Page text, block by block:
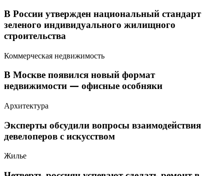
В России утвержден национальный стандарт
зеленого индивидуального жилищного
строительства
Коммерческая недвижимость
В Москве появился новый формат
недвижимости — офисные особняки
Архитектура
Эксперты обсудили вопросы взаимодействия
девелоперов с искусством
Жилье